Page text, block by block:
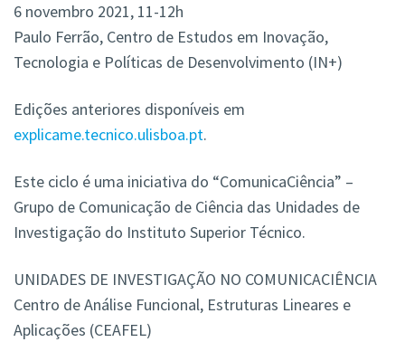
6 novembro 2021, 11-12h
Paulo Ferrão, Centro de Estudos em Inovação,
Tecnologia e Políticas de Desenvolvimento (IN+)
Edições anteriores disponíveis em
explicame.tecnico.ulisboa.pt.
Este ciclo é uma iniciativa do “ComunicaCiência” –
Grupo de Comunicação de Ciência das Unidades de
Investigação do Instituto Superior Técnico.
UNIDADES DE INVESTIGAÇÃO NO COMUNICACIÊNCIA
Centro de Análise Funcional, Estruturas Lineares e
Aplicações (CEAFEL)